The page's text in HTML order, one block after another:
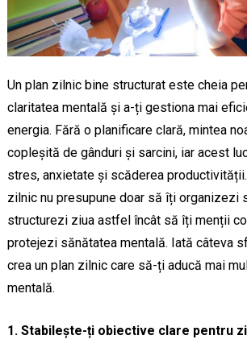
Un plan zilnic bine structurat este cheia
claritatea mentală și a-ți gestiona mai
energia. Fără o planificare clară, mintea
copleșită de gânduri și sarcini, iar acest
stres, anxietate și scăderea
zilnic nu presupune doar să îți organizezi
structurezi ziua astfel încât să îți menții
protejezi sănătatea mentală. Iată câteva
crea un plan zilnic care să-ți aducă mai
mentală.
1. Stabilește-ți obiective clare pentru